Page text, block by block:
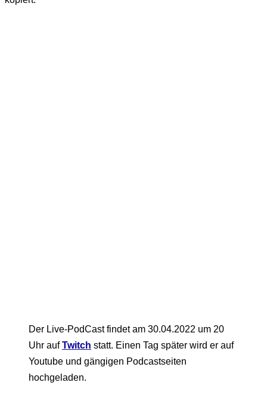
Der Live-PodCast findet am 30.04.2022 um 20
Uhr aufTwitch statt. Einen Tag später wird er auf
Youtube und gängigen Podcastseiten
hochgeladen.